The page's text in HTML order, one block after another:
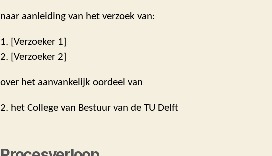
naar aanleiding van het verzoek van:
1. [Verzoeker 1]
2. [Verzoeker 2]
over het aanvankelijk oordeel van
2. het College van Bestuur van de TU Delft